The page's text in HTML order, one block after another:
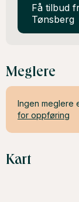
Få tilbud
Tønsberg
Meglere
Ingen meglere
for oppføring
Kart